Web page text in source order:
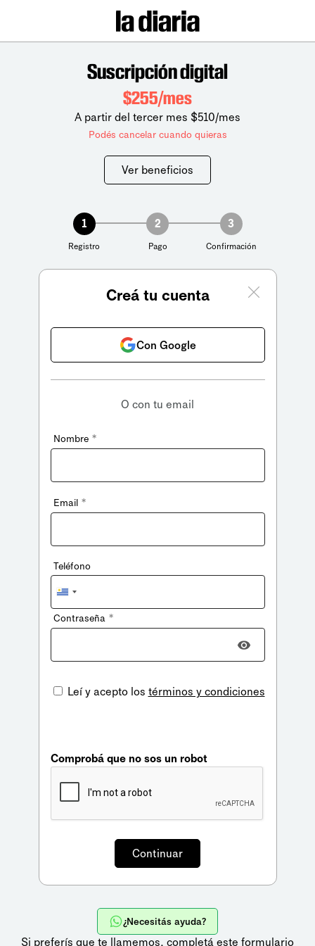
Suscripción digital
$255/mes
A partir del tercer mes $510/mes
Podés cancelar cuando quieras
Ver beneficios
1
Registro
2
Pago
3
Confirmación
Creá tu cuenta
Con Google
O con tu email
Nombre *
Email *
Teléfono
Uruguay
+598
Contraseña *
Leí y acepto los términos y condiciones
Comprobá que no sos un robot
¿Necesitás ayuda?
Si preferís que te llamemos, completá este formulario